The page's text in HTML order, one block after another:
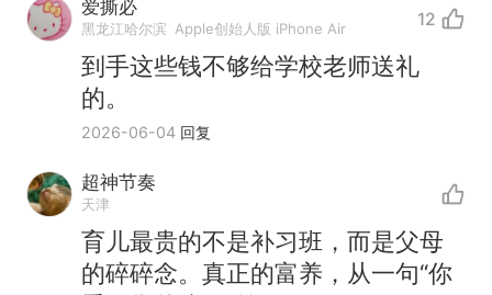
爱撕必
黑龙江哈尔滨 Apple创始人版 iPhone Air 12
到手这些钱不够给学校老师送礼
的。
2026-06-04 回复
超神节奏
天津
育儿最贵的不是补习班，而是父母
的碎碎念。真正的富养，从一句“你